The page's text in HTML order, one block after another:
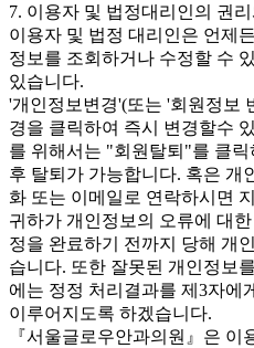
7. 이용자 및 법정대리인의 권
이용자 및 법정 대리인은 언제
정보를 조회하거나 수정할 수
있습니다.
'개인정보변경'(또는 '회원정보
경을 클릭하여 즉시 변경할수
를 위해서는 "회원탈퇴"를 클
후 탈퇴가 가능합니다. 혹은 개
화 또는 이메일로 연락하시면
귀하가 개인정보의 오류에 대
정을 완료하기 전까지 당해 개
습니다. 또한 잘못된 개인정보
에는 정정 처리결과를 제3자에
이루어지도록 하겠습니다.
『서울글로우안과의원』은